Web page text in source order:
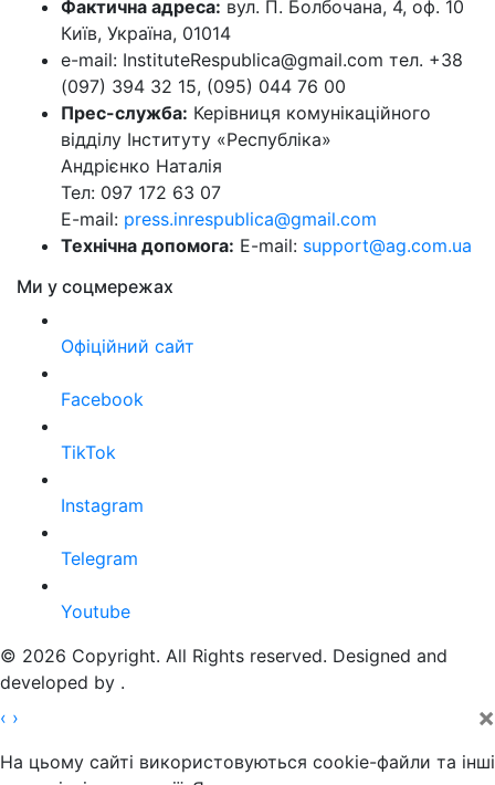
Фактична адреса: вул. П. Болбочана, 4, оф. 10
Київ, Україна, 01014
e-mail: InstituteRespublica@gmail.com тел. +38
(097) 394 32 15, (095) 044 76 00
Прес-служба: Керівниця комунікаційного
відділу Інституту «Республіка»
Андрієнко Наталія
Тел: 097 172 63 07
E-mail: press.inrespublica@gmail.com
Технічна допомога: E-mail: support@ag.com.ua
Ми у соцмережах
Офіційний сайт
Facebook
TikTok
Instagram
Telegram
Youtube
© 2026 Copyright. All Rights reserved. Designed and
developed by .
‹ › ×
На цьому сайті використовуються cookie-файли та інші